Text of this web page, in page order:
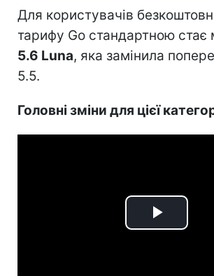
Для користувачів
тарифу Go стандартною стає
5.6 Luna, яка замінила
5.5.
Головні зміни для цієї
Play